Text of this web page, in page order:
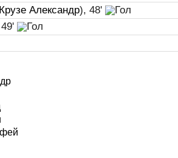
Крузе Александр), 48'